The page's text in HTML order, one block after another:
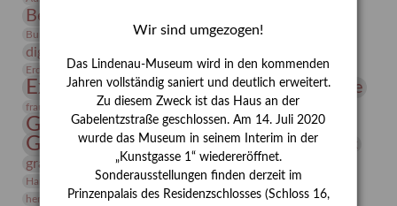
Bernhard August von Lindenau
Burg Posterstein Conrad Felixmüller Depot
digitallabor
Erdmann Julius Dietrich
Erlebnisportal estrusker Exlibris
Expressionismus Festrede Florenz Fotografie
frauen Frauen in der Antike und heute
Gerhard-Altenbourg-Preis
Gerhard Altenbourg
Gerhard Kurt Müller
grafische sammlung griechische Mythologie
Hanns-Conon von der Gabelentz Heinrich Kirchhoff Heldinnen
herman de vries Humboldt
Insekten
Wir sind umgezogen!
Das Lindenau-Museum wird in den kommenden
Jahren vollständig saniert und deutlich erweitert.
Zu diesem Zweck ist das Haus an der
Gabelentzstraße geschlossen. Am 14. Juli 2020
wurde das Museum in seinem Interim in der
„Kunstgasse 1“ wiedereröffnet.
Sonderausstellungen finden derzeit im
Prinzenpalais des Residenzschlosses (Schloss 16,